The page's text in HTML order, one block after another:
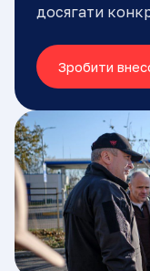
досягати
Зробити